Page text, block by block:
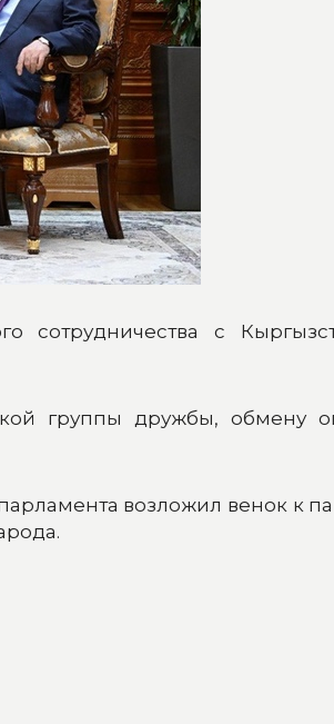
сотрудничества с
группы дружбы, обмену
возложил венок к